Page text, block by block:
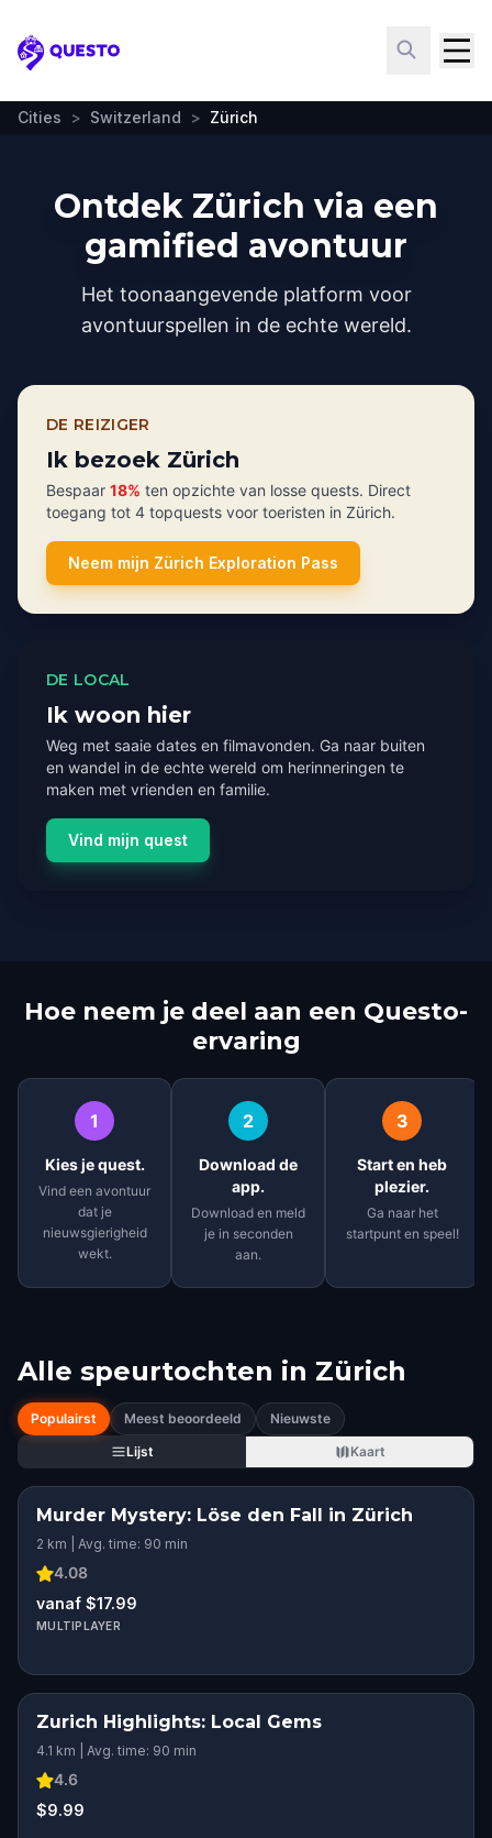
Questo
Cities > Switzerland > Zürich
Ontdek Zürich via een
gamified avontuur
Het toonaangevende platform voor
avontuurspellen in de echte wereld.
DE REIZIGER
Ik bezoek Zürich
Bespaar 18% ten opzichte van losse quests. Direct
toegang tot 4 topquests voor toeristen in Zürich.
Neem mijn Zürich Exploration Pass
DE LOCAL
Ik woon hier
Weg met saaie dates en filmavonden. Ga naar buiten
en wandel in de echte wereld om herinneringen te
maken met vrienden en familie.
Vind mijn quest
Hoe neem je deel aan een Questo-
ervaring
1
Kies je quest.
Vind een avontuur
dat je
nieuwsgierigheid
wekt.
2
Download de
app.
Download en meld
je in seconden
aan.
3
Start en heb
plezier.
Ga naar het
startpunt en speel!
Alle speurtochten in Zürich
Populairst Meest beoordeeld
Nieuwste
Lijst
Kaart
Murder Mystery: Löse den Fall in Zürich
2 km | Avg. time: 90 min
4.08
vanaf $17.99
MULTIPLAYER
Zurich Highlights: Local Gems
4.1 km | Avg. time: 90 min
4.6
$9.99